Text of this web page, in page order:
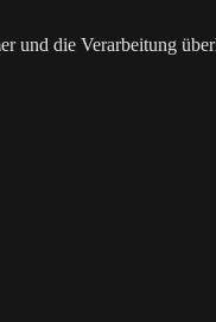
die Verarbeitung